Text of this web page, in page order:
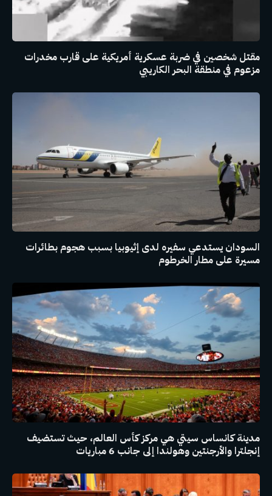
مقتل شخصين في ضربة عسكرية أمريكية على قارب مخدرات
مزعوم في منطقة البحر الكاريبي
السودان يستدعي سفيره لدى إثيوبيا بسبب هجوم بطائرات
مسيرة على مطار الخرطوم
مدينة كانساس سيتي هي مركز كأس العالم، حيث تستضيف
إنجلترا والأرجنتين وهولندا إلى جانب 6 مباريات